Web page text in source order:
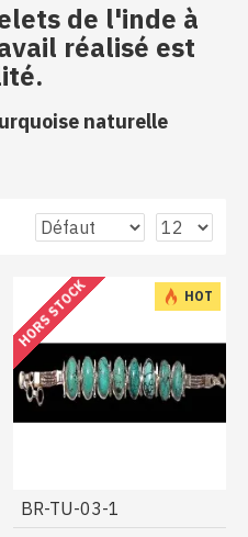
de l'inde à
réalisé est
naturelle
, le bijou indispensable
HOT
HORS STOCK
BR-TU-03-1